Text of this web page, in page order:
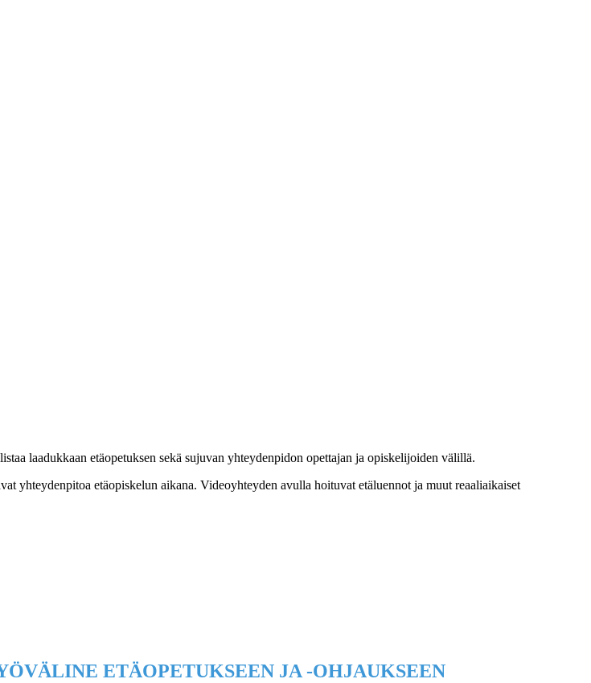
laadukkaan etäopetuksen sekä sujuvan yhteydenpidon opettajan ja opiskelijoiden välillä.
yhteydenpitoa etäopiskelun aikana. Videoyhteyden avulla hoituvat etäluennot ja muut reaaliaikaiset
ETÄOPETUKSEEN JA -OHJAUKSEEN